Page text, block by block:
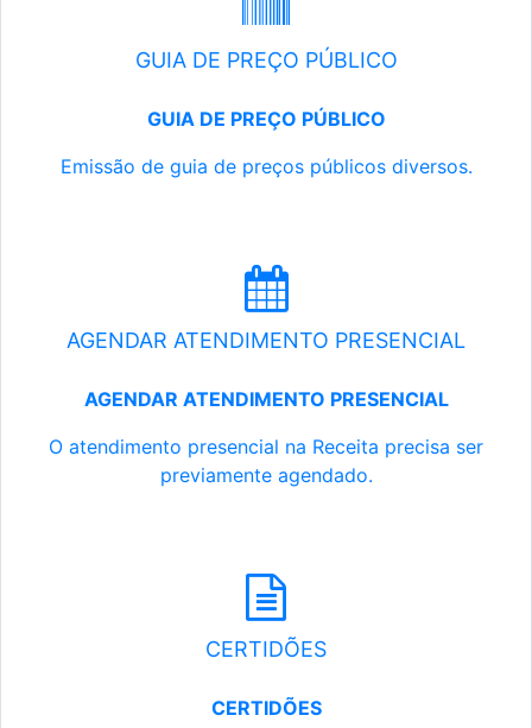
GUIA DE PREÇO PÚBLICO
GUIA DE PREÇO PÚBLICO
Emissão de guia de preços públicos diversos.
AGENDAR ATENDIMENTO PRESENCIAL
AGENDAR ATENDIMENTO PRESENCIAL
O atendimento presencial na Receita precisa ser
previamente agendado.
CERTIDÕES
CERTIDÕES